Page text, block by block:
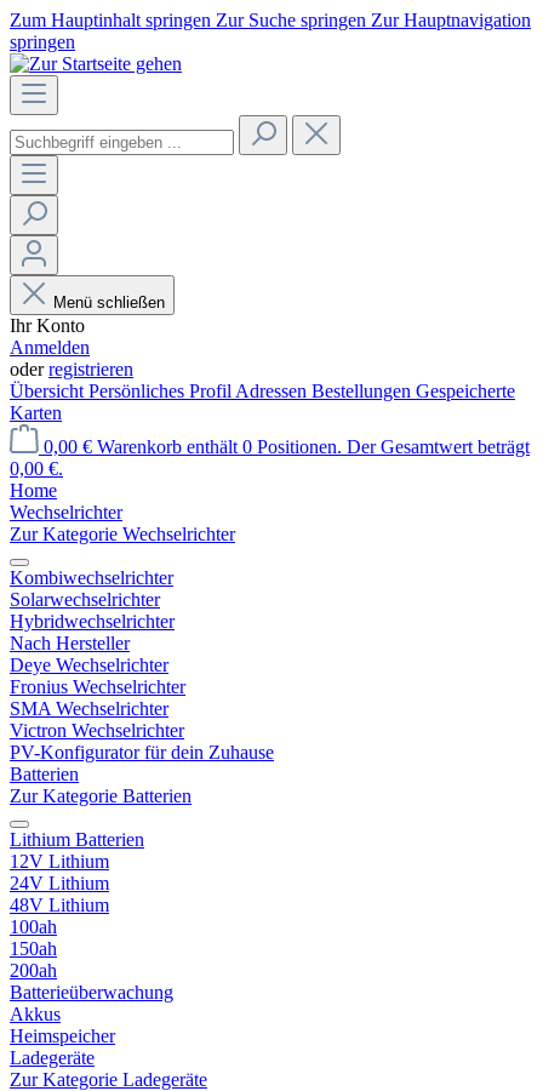
Zum Hauptinhalt springen Zur Suche springen Zur Hauptnavigation
springen
Menü schließen
Ihr Konto
Anmelden
oderregistrieren
Übersicht Persönliches Profil Adressen Bestellungen Gespeicherte
Karten
0,00 € Warenkorb enthält 0 Positionen. Der Gesamtwert beträgt
0,00 €.
Home
Wechselrichter
Zur Kategorie Wechselrichter
Kombiwechselrichter
Solarwechselrichter
Hybridwechselrichter
Nach Hersteller
Deye Wechselrichter
Fronius Wechselrichter
SMA Wechselrichter
Victron Wechselrichter
PV-Konfigurator für dein Zuhause
Batterien
Zur Kategorie Batterien
Lithium Batterien
12V Lithium
24V Lithium
48V Lithium
100ah
150ah
200ah
Batterieüberwachung
Akkus
Heimspeicher
Ladegeräte
Zur Kategorie Ladegeräte